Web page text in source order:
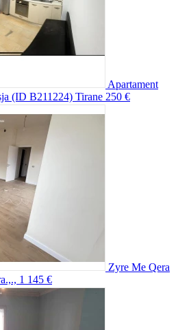
Apartament
(ID B211224) Tirane 250 €
Zyre Me Qera
1 145 €